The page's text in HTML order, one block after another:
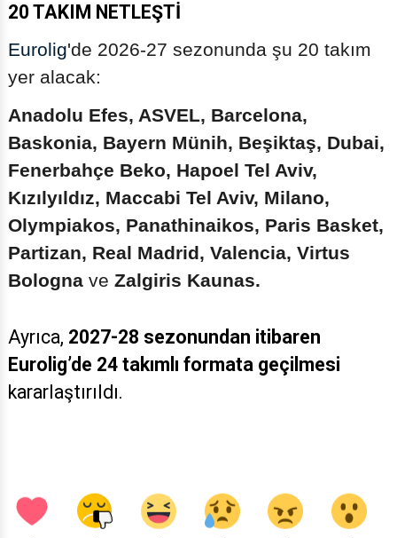
20 TAKIM NETLEŞTİ
Eurolig'de 2026-27 sezonunda şu 20 takım
yer alacak:
Anadolu Efes, ASVEL, Barcelona,
Baskonia, Bayern Münih, Beşiktaş, Dubai,
Fenerbahçe Beko, Hapoel Tel Aviv,
Kızılyıldız, Maccabi Tel Aviv, Milano,
Olympiakos, Panathinaikos, Paris Basket,
Partizan, Real Madrid, Valencia, Virtus
Bologna ve Zalgiris Kaunas.
Ayrıca, 2027-28 sezonundan itibaren
Eurolig’de 24 takımlı formata geçilmesi
kararlaştırıldı.